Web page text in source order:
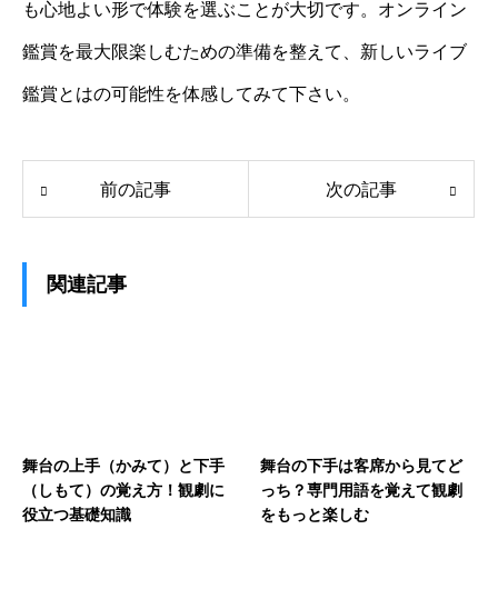
も心地よい形で体験を選ぶことが大切です。オンライン
鑑賞を最大限楽しむための準備を整えて、新しいライブ
鑑賞とはの可能性を体感してみて下さい。
前の記事 次の記事
関連記事
舞台の上手（かみて）と下手
（しもて）の覚え方！観劇に
役立つ基礎知識
舞台の下手は客席から見てど
っち？専門用語を覚えて観劇
をもっと楽しむ